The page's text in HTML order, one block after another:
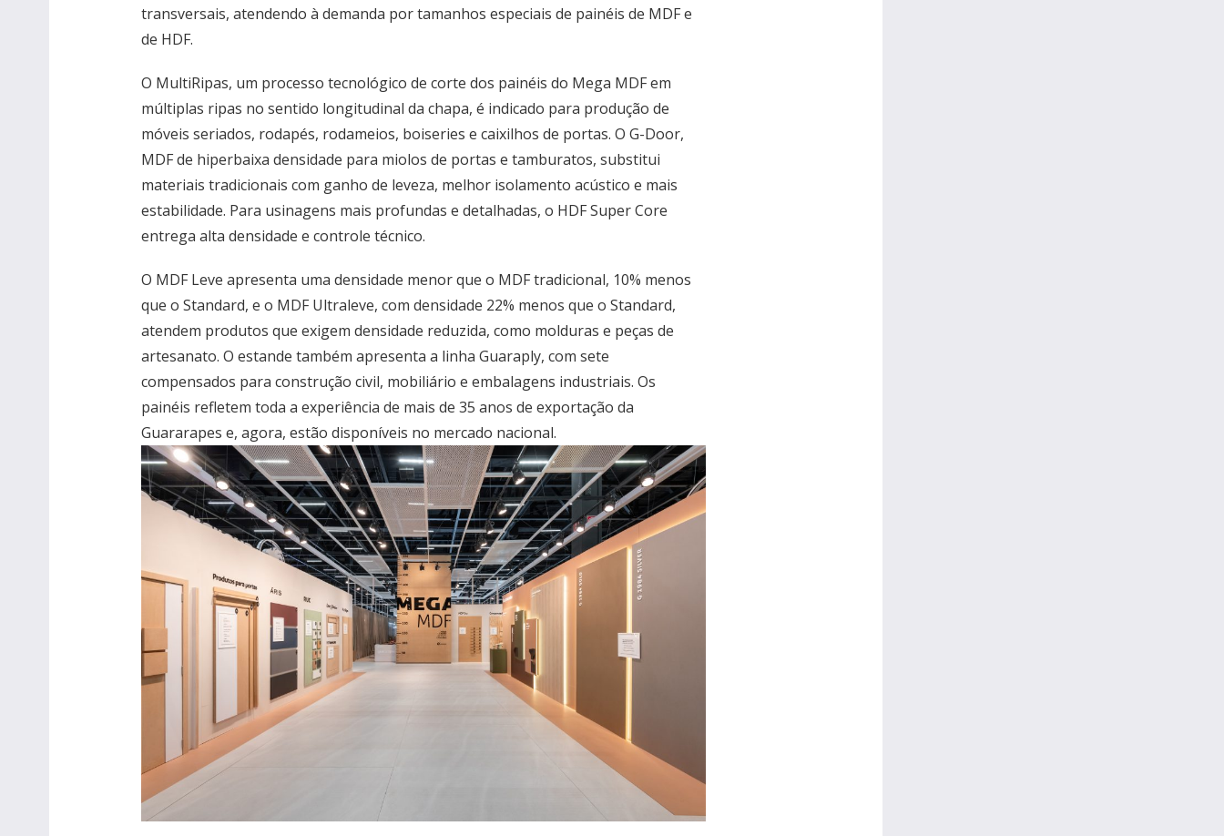
transversais, atendendo à demanda por tamanhos especiais de painéis de MDF e
de HDF.
O MultiRipas, um processo tecnológico de corte dos painéis do Mega MDF em
múltiplas ripas no sentido longitudinal da chapa, é indicado para produção de
móveis seriados, rodapés, rodameios, boiseries e caixilhos de portas. O G-Door,
MDF de hiperbaixa densidade para miolos de portas e tamburatos, substitui
materiais tradicionais com ganho de leveza, melhor isolamento acústico e mais
estabilidade. Para usinagens mais profundas e detalhadas, o HDF Super Core
entrega alta densidade e controle técnico.
O MDF Leve apresenta uma densidade menor que o MDF tradicional, 10% menos
que o Standard, e o MDF Ultraleve, com densidade 22% menos que o Standard,
atendem produtos que exigem densidade reduzida, como molduras e peças de
artesanato. O estande também apresenta a linha Guaraply, com sete
compensados para construção civil, mobiliário e embalagens industriais. Os
painéis refletem toda a experiência de mais de 35 anos de exportação da
Guararapes e, agora, estão disponíveis no mercado nacional.